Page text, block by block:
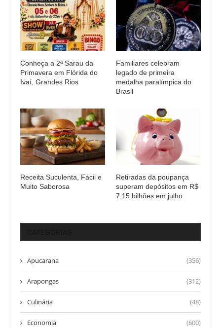
Conheça a 2ª Sarau da
Primavera em Flórida do
Ivaí, Grandes Rios
Familiares celebram
legado de primeira
medalha paralímpica do
Brasil
Receita Suculenta, Fácil e
Muito Saborosa
Retiradas da poupança
superam depósitos em R$
7,15 bilhões em julho
Apucarana (356)
Arapongas (312)
Culinária (48)
Economia (600)